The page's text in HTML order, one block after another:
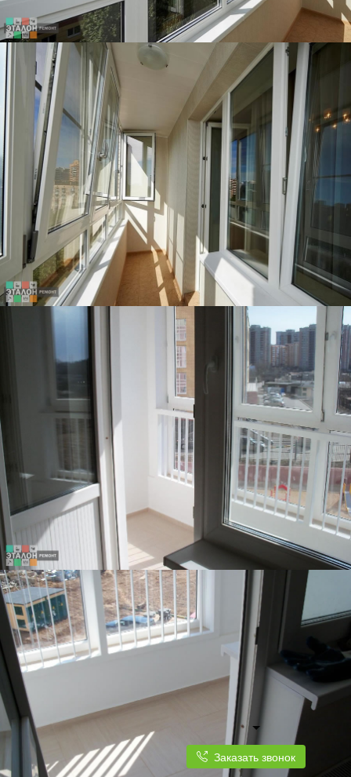
Заказать звонок